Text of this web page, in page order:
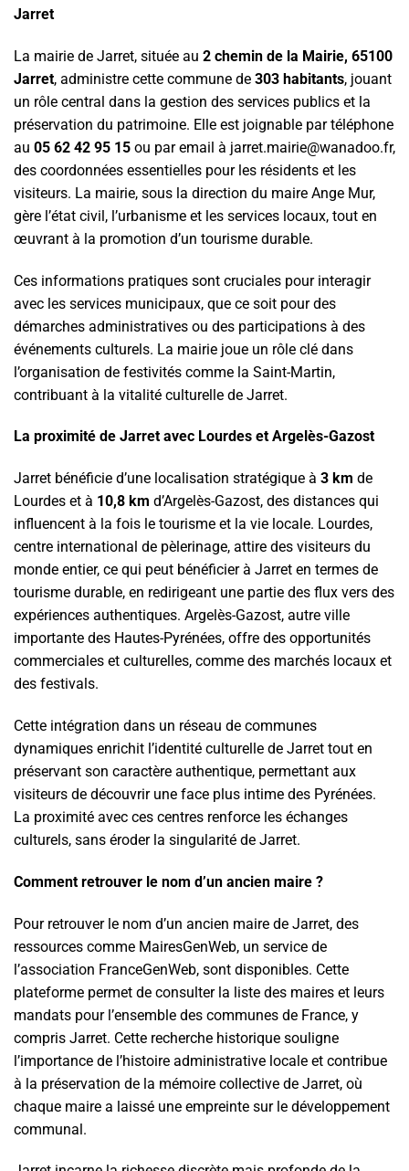
Jarret
La mairie de Jarret, située au 2 chemin de la Mairie, 65100
Jarret, administre cette commune de 303 habitants, jouant
un rôle central dans la gestion des services publics et la
préservation du patrimoine. Elle est joignable par téléphone
au 05 62 42 95 15 ou par email à jarret.mairie@wanadoo.fr,
des coordonnées essentielles pour les résidents et les
visiteurs. La mairie, sous la direction du maire Ange Mur,
gère l’état civil, l’urbanisme et les services locaux, tout en
œuvrant à la promotion d’un tourisme durable.
Ces informations pratiques sont cruciales pour interagir
avec les services municipaux, que ce soit pour des
démarches administratives ou des participations à des
événements culturels. La mairie joue un rôle clé dans
l’organisation de festivités comme la Saint-Martin,
contribuant à la vitalité culturelle de Jarret.
La proximité de Jarret avec Lourdes et Argelès-Gazost
Jarret bénéficie d’une localisation stratégique à 3 km de
Lourdes et à 10,8 km d’Argelès-Gazost, des distances qui
influencent à la fois le tourisme et la vie locale. Lourdes,
centre international de pèlerinage, attire des visiteurs du
monde entier, ce qui peut bénéficier à Jarret en termes de
tourisme durable, en redirigeant une partie des flux vers des
expériences authentiques. Argelès-Gazost, autre ville
importante des Hautes-Pyrénées, offre des opportunités
commerciales et culturelles, comme des marchés locaux et
des festivals.
Cette intégration dans un réseau de communes
dynamiques enrichit l’identité culturelle de Jarret tout en
préservant son caractère authentique, permettant aux
visiteurs de découvrir une face plus intime des Pyrénées.
La proximité avec ces centres renforce les échanges
culturels, sans éroder la singularité de Jarret.
Comment retrouver le nom d’un ancien maire ?
Pour retrouver le nom d’un ancien maire de Jarret, des
ressources comme MairesGenWeb, un service de
l’association FranceGenWeb, sont disponibles. Cette
plateforme permet de consulter la liste des maires et leurs
mandats pour l’ensemble des communes de France, y
compris Jarret. Cette recherche historique souligne
l’importance de l’histoire administrative locale et contribue
à la préservation de la mémoire collective de Jarret, où
chaque maire a laissé une empreinte sur le développement
communal.